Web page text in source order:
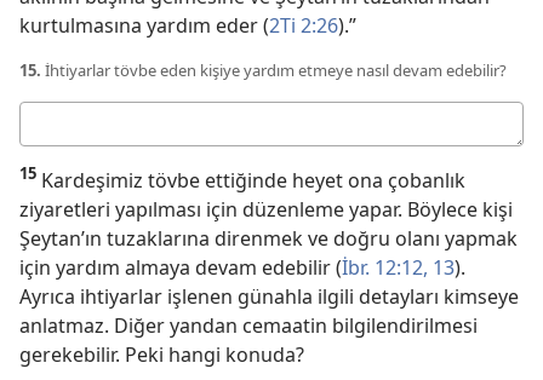
kurtulmasına yardım eder (2Ti 2:26).”
15. İhtiyarlar tövbe eden kişiye yardım etmeye nasıl devam edebilir?
15 Kardeşimiz tövbe ettiğinde heyet ona çobanlık
ziyaretleri yapılması için düzenleme yapar. Böylece kişi
Şeytan’ın tuzaklarına direnmek ve doğru olanı yapmak
için yardım almaya devam edebilir (İbr. 12:12, 13).
Ayrıca ihtiyarlar işlenen günahla ilgili detayları kimseye
anlatmaz. Diğer yandan cemaatin bilgilendirilmesi
gerekebilir. Peki hangi konuda?